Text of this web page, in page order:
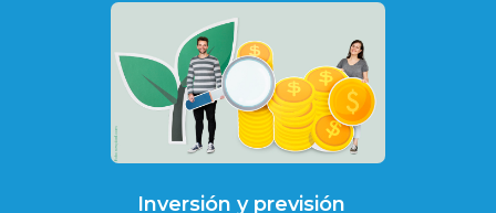
Inversión y previsión